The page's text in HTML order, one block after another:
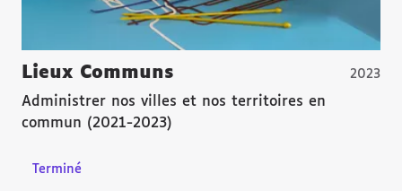
Lieux Communs
Administrer nos villes et nos territoires en
commun (2021-2023)
Terminé
2023